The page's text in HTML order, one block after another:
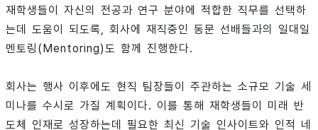
재학생들이 자신의 전공과 연구 분야에 적합한 직무를 선택하
는데 도움이 되도록, 회사에 재직중인 동문 선배들과의 일대일
멘토링(Mentoring)도 함께 진행한다.
회사는 행사 이후에도 현직 팀장들이 주관하는 소규모 기술 세
미나를 수시로 가질 계획이다. 이를 통해 재학생들이 미래 반
도체 인재로 성장하는데 필요한 최신 기술 인사이트와 인적 네